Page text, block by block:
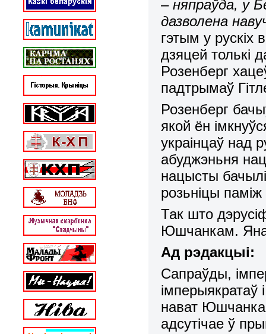
– няпраўда, у
дазволена
гэтым у рускіх
дзяцей толькі
Розенберг
падтрымаў
Розенберг
якой ён
украінцаў над
абуджэньня
нацысты
розьніцы паміж
Так што
Юшчанкам. Яна
Ад рэдакцыі:
Сапраўды,
імперыякратаў
нават Юшчанка
адсутічае ў